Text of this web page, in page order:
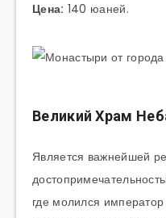
Цена: 140 юаней.
Великий Храм
Является важнейшей
где молился